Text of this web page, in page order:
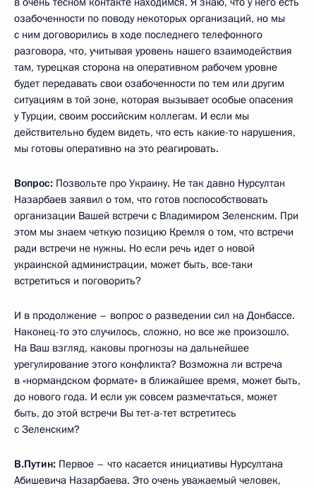
озабоченности по поводу некоторых организаций, но мы
с ним договорились в ходе последнего телефонного
разговора, что, учитывая уровень нашего взаимодействия
там, турецкая сторона на оперативном рабочем уровне
будет передавать свои озабоченности по тем или другим
ситуациям в той зоне, которая вызывает особые опасения
у Турции, своим российским коллегам. И если мы
действительно будем видеть, что есть какие-то нарушения,
мы готовы оперативно на это реагировать.
Вопрос: Позвольте про Украину. Не так давно Нурсултан
Назарбаев заявил о том, что готов поспособствовать
организации Вашей встречи с Владимиром Зеленским. При
этом мы знаем четкую позицию Кремля о том, что встречи
ради встречи не нужны. Но если речь идет о новой
украинской администрации, может быть, все-таки
встретиться и поговорить?
И в продолжение – вопрос о разведении сил на Донбассе.
Наконец-то это случилось, сложно, но все же произошло.
На Ваш взгляд, каковы прогнозы на дальнейшее
урегулирование этого конфликта? Возможна ли встреча
в «нормандском формате» в ближайшее время, может быть,
до нового года. И если уж совсем размечтаться, может
быть, до этой встречи Вы тет-а-тет встретитесь
с Зеленским?
В.Путин: Первое – что касается инициативы Нурсултана
Абишевича Назарбаева. Это очень уважаемый человек,